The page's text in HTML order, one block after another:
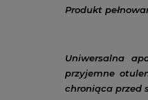
Produkt
Uniwersalna
przyjemne
chroniąca przed